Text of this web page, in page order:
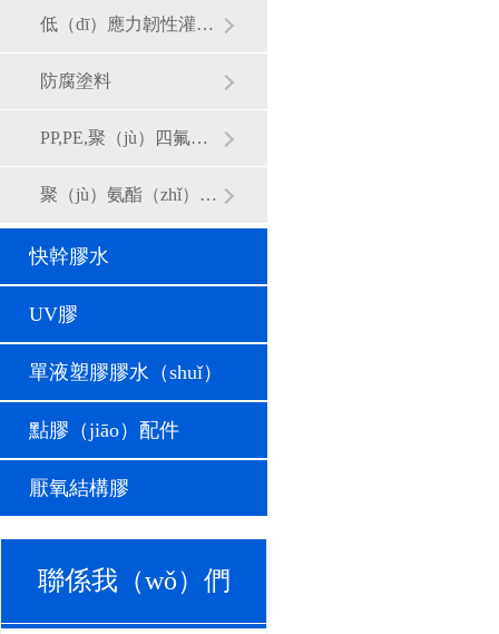
低（dī）應力韌性灌封料
防腐塗料
PP,PE,聚（jù）四氟乙稀難粘材（cái）料專用樹脂膠
聚（jù）氨酯（zhǐ）無（wú）汞滴膠
快幹膠水
UV膠
單液塑膠膠水（shuǐ）
點膠（jiāo）配件
厭氧結構膠
聯係我（wǒ）們